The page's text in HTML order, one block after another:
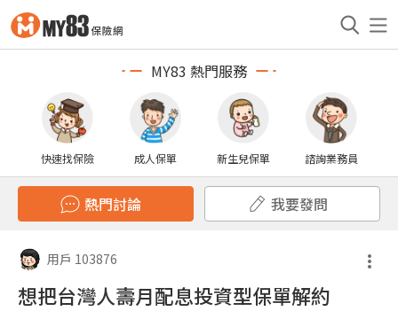
MY83 熱門服務
快速找保險 成人保單 新生兒保單 諮詢業務員
熱門討論 我要發問
用戶 103876
想把台灣人壽月配息投資型保單解約